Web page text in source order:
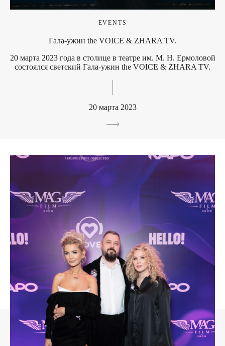
EVENTS
Гала-ужин the VOICE & ZHARA TV.
20 марта 2023 года в столице в театре им. М. Н. Ермоловой
состоялся светский Гала-ужин the VOICE & ZHARA TV.
20 марта 2023